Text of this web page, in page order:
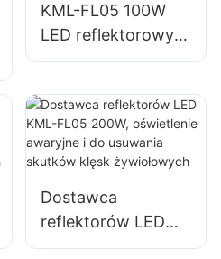
KML-FL05 100W
LED reflektorowy
dostawca do
budynków i placów
budowy
Dostawca
reflektorów LED
KML-FL05 200W,